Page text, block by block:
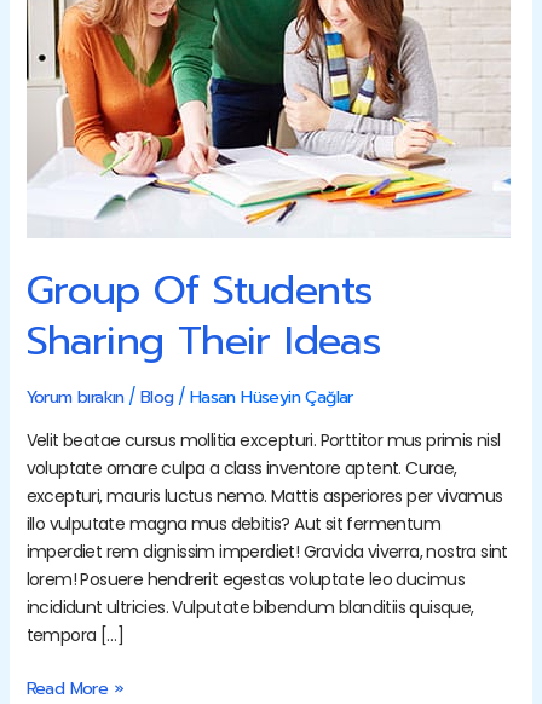
Group Of Students
Sharing Their Ideas
Yorum bırakın / Blog/ Hasan Hüseyin Çağlar
Velit beatae cursus mollitia excepturi. Porttitor mus primis nisl
voluptate ornare culpa a class inventore aptent. Curae,
excepturi, mauris luctus nemo. Mattis asperiores per vivamus
illo vulputate magna mus debitis? Aut sit fermentum
imperdiet rem dignissim imperdiet! Gravida viverra, nostra sint
lorem! Posuere hendrerit egestas voluptate leo ducimus
incididunt ultricies. Vulputate bibendum blanditiis quisque,
tempora […]
Read More »